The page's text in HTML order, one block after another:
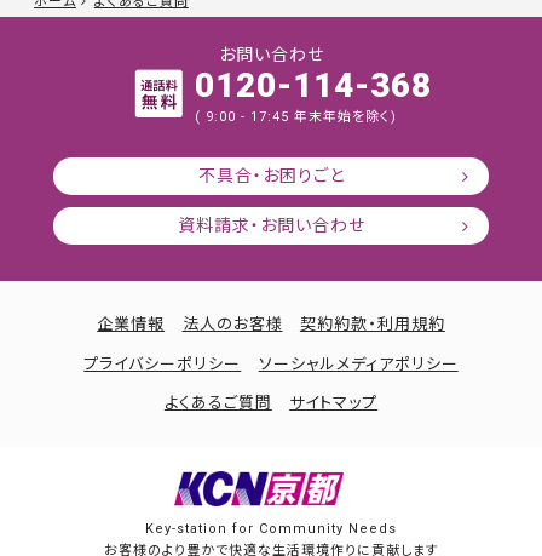
お問い合わせ
0120-114-368
( 9:00 - 17:45 年末年始を除く)
不具合・お困りごと
資料請求・お問い合わせ
企業情報 法人のお客様 契約約款・利用規約
プライバシーポリシー ソーシャルメディアポリシー
よくあるご質問 サイトマップ
Key-station for Community Needs
お客様のより豊かで快適な生活環境作りに貢献します